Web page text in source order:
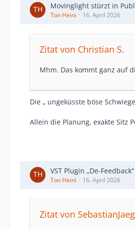
Movinglight stürzt in
Ton Heini 16. April 2026
Zitat von Christian S.
Mhm. Das kommt ganz auf
Die „ ungeküsste böse
Allein die Planung, exakte Sitz
VST Plugin „De-
Ton Heini 16. April 2026
Zitat von